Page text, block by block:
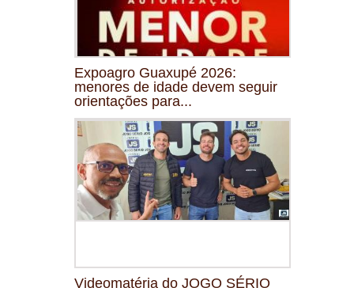
Expoagro Guaxupé 2026:
menores de idade devem seguir
orientações para...
Videomatéria do JOGO SÉRIO